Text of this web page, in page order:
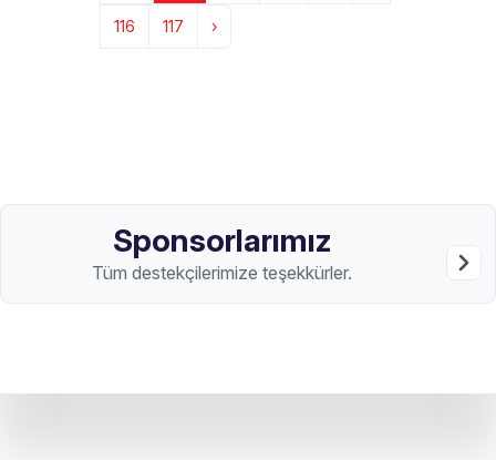
116 117 ›
Sponsorlarımız
Tüm destekçilerimize teşekkürler.